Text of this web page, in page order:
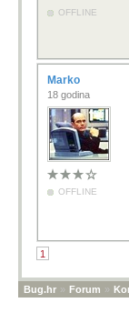
OFFLINE
Marko
18 godina
OFFLINE
1
Bug.hr » Forum »